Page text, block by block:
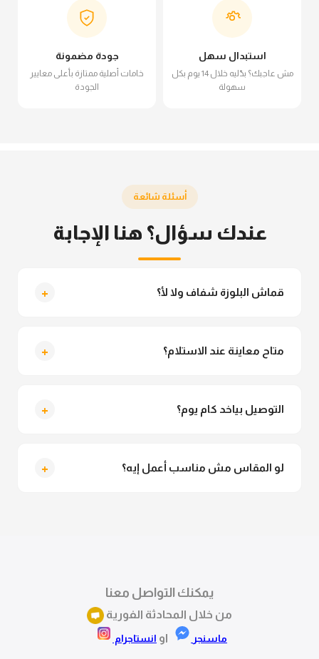
استبدال سهل
مش عاجبك؟ بدّليه خلال 14 يوم بكل
سهولة
جودة مضمونة
خامات أصلية ممتازة بأعلى معايير
الجودة
أسئلة شائعة
عندك سؤال؟ هنا الإجابة
قماش البلوزة شفاف ولا لأ؟ +
متاح معاينة عند الاستلام؟ +
التوصيل بياخد كام يوم؟ +
لو المقاس مش مناسب أعمل إيه؟ +
يمكنك التواصل معنا
من خلال المحادثة الفورية
ماسنجر او انستاجرام